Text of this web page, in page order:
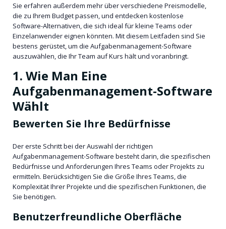
Sie erfahren außerdem mehr über verschiedene Preismodelle,
die zu Ihrem Budget passen, und entdecken kostenlose
Software-Alternativen, die sich ideal für kleine Teams oder
Einzelanwender eignen könnten. Mit diesem Leitfaden sind Sie
bestens gerüstet, um die Aufgabenmanagement-Software
auszuwählen, die Ihr Team auf Kurs hält und voranbringt.
1. Wie Man Eine
Aufgabenmanagement-Software
Wählt
Bewerten Sie Ihre Bedürfnisse
Der erste Schritt bei der Auswahl der richtigen
Aufgabenmanagement-Software besteht darin, die spezifischen
Bedürfnisse und Anforderungen Ihres Teams oder Projekts zu
ermitteln. Berücksichtigen Sie die Größe Ihres Teams, die
Komplexität Ihrer Projekte und die spezifischen Funktionen, die
Sie benötigen.
Benutzerfreundliche Oberfläche